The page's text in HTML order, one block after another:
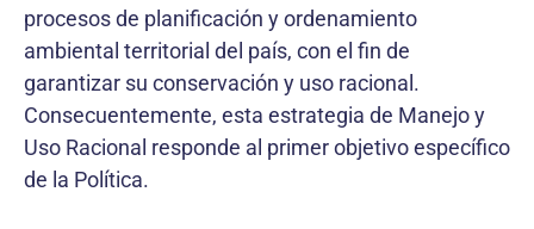
procesos de planificación y ordenamiento
ambiental territorial del país, con el fin de
garantizar su conservación y uso racional.
Consecuentemente, esta estrategia de Manejo y
Uso Racional responde al primer objetivo específico
de la Política.